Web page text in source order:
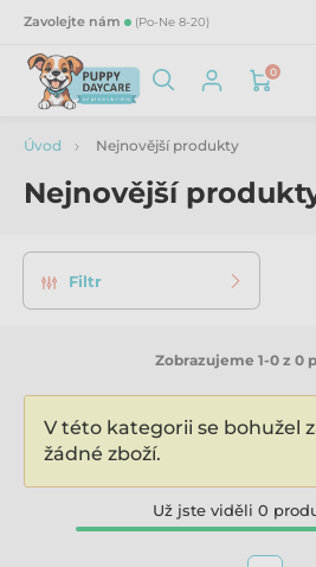
Zavolejte nám (Po-Ne 8-20)
0
Úvod Nejnovější produkty
Nejnovější
Filtr
Zobrazujeme 1-0 z 0
V této kategorii se bohužel
žádné zboží.
Už jste viděli 0